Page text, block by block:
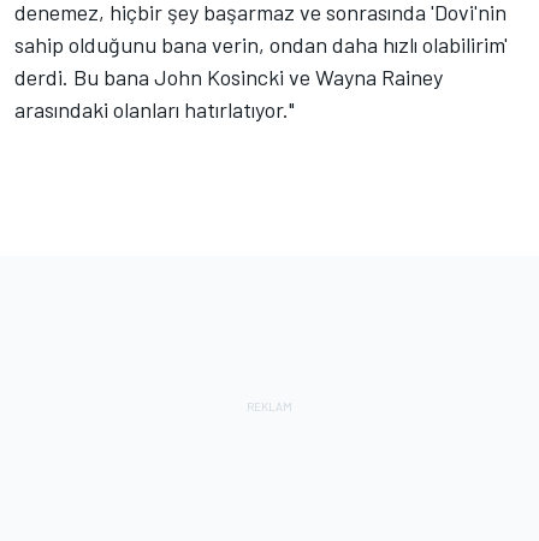
denemez, hiçbir şey başarmaz ve sonrasında 'Dovi'nin
sahip olduğunu bana verin, ondan daha hızlı olabilirim'
derdi. Bu bana John Kosincki ve Wayna Rainey
arasındaki olanları hatırlatıyor."